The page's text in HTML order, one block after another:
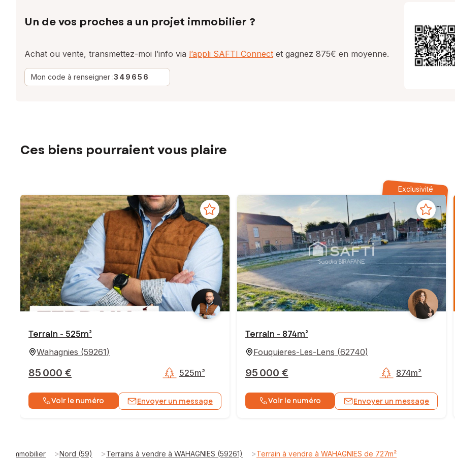
Un de vos proches a un projet immobilier ?
Achat ou vente, transmettez-moi l’info via l’appli SAFTI Connect et gagnez 875€ en moyenne.
Mon code à renseigner :349656
Ces biens pourraient vous plaire
Terrain - 525m²
Wahagnies (59261)
85 000 € 525m²
Voir le numéro Envoyer un message
Exclusivité
Terrain - 874m²
Fouquieres-Les-Lens (62740)
95 000 € 874m²
Voir le numéro Envoyer un message
Immobilier >Nord (59) >Terrains à vendre à WAHAGNIES (59261) >Terrain à vendre à WAHAGNIES de 727m²